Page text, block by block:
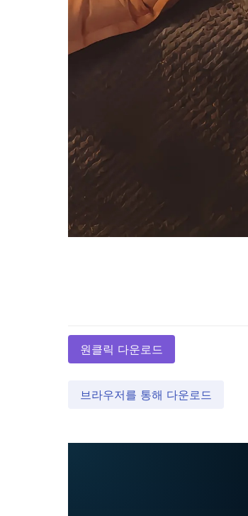
원클릭 다운로드
브라우저를 통해 다운로드